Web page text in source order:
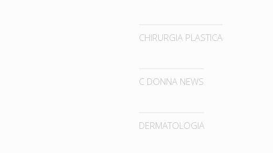
CHIRURGIA PLASTICA
C DONNA NEWS
DERMATOLOGIA